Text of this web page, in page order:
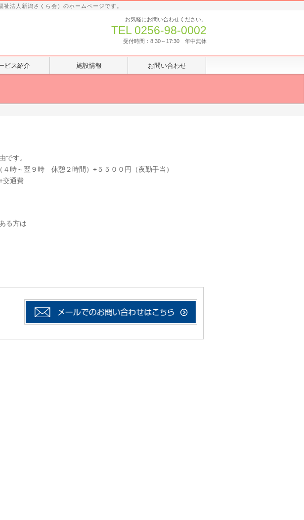
法人新潟さくら会）のホームページです。
お気軽にお問い合わせください。
TEL 0256-98-0002
受付時間：8:30～17:30 年中無休
ビス紹介 施設情報 お問い合わせ
です。
４時～翌９時 休憩２時間）+５５００円（夜勤手当）
通費
る方は